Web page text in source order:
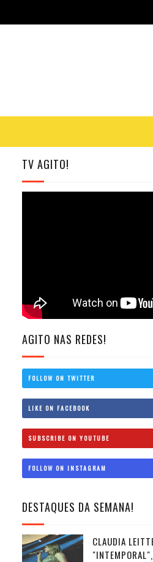
TV AGITO!
AGITO NAS REDES!
FOLLOW ON TWITTER
LIKE ON FACEBOOK
SUBSCRIBE ON YOUTUBE
FOLLOW ON INSTAGRAM
DESTAQUES DA SEMANA!
CLAUDIA